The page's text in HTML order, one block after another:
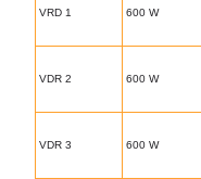
VRD 1 600 W
VDR 2 600 W
VDR 3 600 W